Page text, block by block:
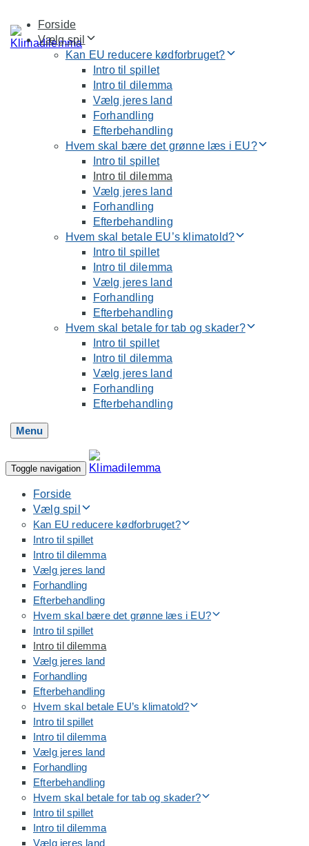
links
to
primary
Forside
Vælg spil
Kan EU reducere kødforbruget?
Intro til spillet
Intro til dilemma
Vælg jeres land
Forhandling
Efterbehandling
Hvem skal bære det grønne læs i EU?
Intro til spillet
Intro til dilemma
Vælg jeres land
Forhandling
Efterbehandling
Hvem skal betale EU’s klimatold?
Intro til spillet
Intro til dilemma
Vælg jeres land
Forhandling
Efterbehandling
Hvem skal betale for tab og skader?
Intro til spillet
Intro til dilemma
Vælg jeres land
Forhandling
Efterbehandling
Menu
Toggle navigation
Forside
Vælg spil
Kan EU reducere kødforbruget?
Intro til spillet
Intro til dilemma
Vælg jeres land
Forhandling
Efterbehandling
Hvem skal bære det grønne læs i EU?
Intro til spillet
Intro til dilemma
Vælg jeres land
Forhandling
Efterbehandling
Hvem skal betale EU’s klimatold?
Intro til spillet
Intro til dilemma
Vælg jeres land
Forhandling
Efterbehandling
Hvem skal betale for tab og skader?
Intro til spillet
Intro til dilemma
Vælg jeres land